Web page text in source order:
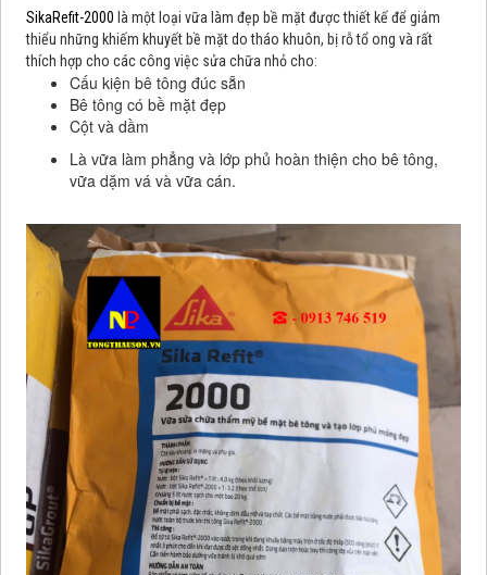
SikaRefit-2000 là một loại vữa làm đẹp bề mặt được thiết kế để giảm
thiểu những khiếm khuyết bề mặt do tháo khuôn, bị rỗ tổ ong và rất
thích hợp cho các công việc sửa chữa nhỏ cho:
Cấu kiện bê tông đúc sẵn
Bê tông có bề mặt đẹp
Cột và dầm
Là vữa làm phẳng và lớp phủ hoàn thiện cho bê tông,
vữa dặm vá và vữa cán.